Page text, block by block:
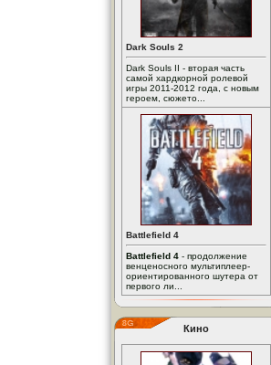
Dark Souls 2
Dark Souls II - вторая часть
самой хардкорной ролевой
игры 2011-2012 года, с новым
героем, сюжето...
Battlefield 4
Battlefield 4 - продолжение
венценосного мультиплеер-
ориентированного шутера от
первого ли...
Кино